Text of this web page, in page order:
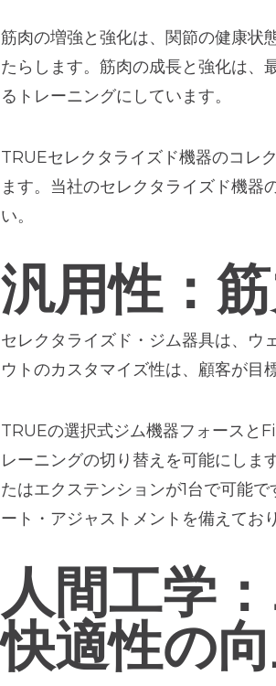
筋肉の増強と強化は、関節の健康状
たらします。筋肉の成長と強化は、
るトレーニングにしています。
TRUEセレクタライズド機器のコレ
ます。当社のセレクタライズド機器
い。
汎用性：
セレクタライズド・ジム器具は、ウ
ウトのカスタマイズ性は、顧客が目
TRUEの選択式ジム機器フォースと
レーニングの切り替えを可能にします
たはエクステンションが1台で可能
ート・アジャストメントを備えてお
人間工学
快適性の